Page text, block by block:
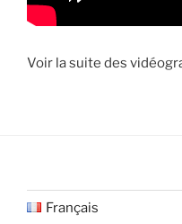
Voir la suite des
Français